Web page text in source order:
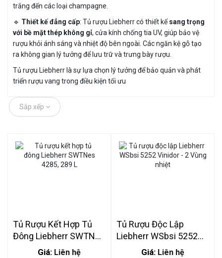
trắng đến các loại champagne.
🔹 Thiết kế đẳng cấp: Tủ rượu Liebherr có thiết kếsang trọng
với bề mặt thép không gỉ, cửa kính chống tia UV, giúp bảo vệ
rượu khỏi ánh sáng và nhiệt độ bên ngoài. Các ngăn kệ gỗ tạo
ra không gian lý tưởng để lưu trữ và trưng bày rượu.
Tủ rượu Liebherr là sự lựa chọn lý tưởng để bảo quản và phát
triển rượu vang trong điều kiện tối ưu
Sắp xếp
Tủ Rượu Kết Hợp Tủ
Đông Liebherr SWTNes
4285, 289 L
Giá: Liên hệ
Tủ Rượu Độc Lập
Liebherr WSbsi 5252
Vinidor - 2 Vùng Nhiệt
Giá: Liên hệ